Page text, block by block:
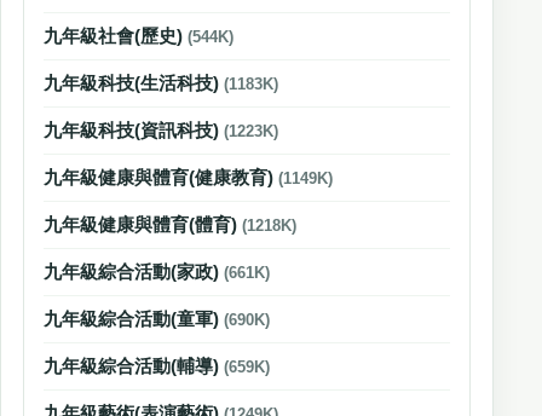
九年級社會(歷史) (544K)
九年級科技(生活科技) (1183K)
九年級科技(資訊科技) (1223K)
九年級健康與體育(健康教育) (1149K)
九年級健康與體育(體育) (1218K)
九年級綜合活動(家政) (661K)
九年級綜合活動(童軍) (690K)
九年級綜合活動(輔導) (659K)